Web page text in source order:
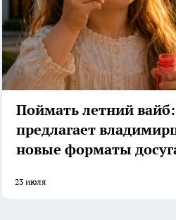
Поймать летний
предлагает
новые форматы
23 июля